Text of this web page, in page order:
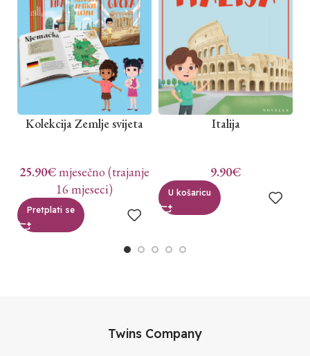
Kolekcija Zemlje svijeta
25.90€mjesečno (trajanje
16 mjeseci)
Pretplati se
Italija
9.90€
U košaricu
Twins Company